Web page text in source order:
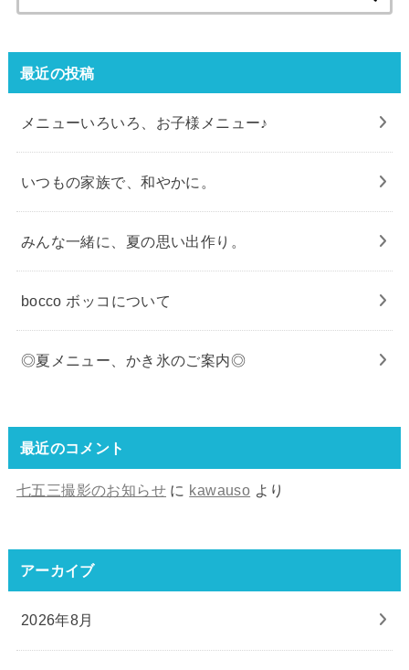
索:
最近の投稿
メニューいろいろ、お子様メニュー♪
いつもの家族で、和やかに。
みんな一緒に、夏の思い出作り。
bocco ボッコについて
◎夏メニュー、かき氷のご案内◎
最近のコメント
七五三撮影のお知らせ に kawauso より
アーカイブ
2026年8月